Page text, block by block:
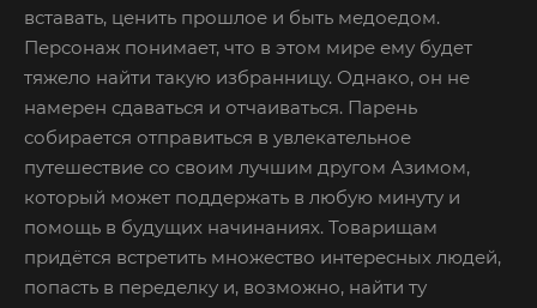
вставать, ценить прошлое и быть медоедом.
Персонаж понимает, что в этом мире ему будет
тяжело найти такую избранницу. Однако, он не
намерен сдаваться и отчаиваться. Парень
собирается отправиться в увлекательное
путешествие со своим лучшим другом Азимом,
который может поддержать в любую минуту и
помощь в будущих начинаниях. Товарищам
придётся встретить множество интересных людей,
попасть в переделку и, возможно, найти ту